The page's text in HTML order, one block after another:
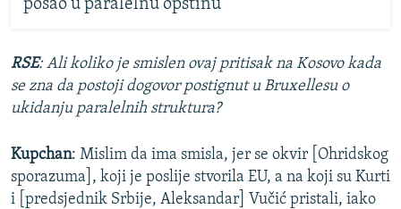
posao u paralelnu opštinu
RSE: Ali koliko je smislen ovaj pritisak na Kosovo kada
se zna da postoji dogovor postignut u Bruxellesu o
ukidanju paralelnih struktura?
Kupchan: Mislim da ima smisla, jer se okvir [Ohridskog
sporazuma], koji je poslije stvorila EU, a na koji su Kurti
i [predsjednik Srbije, Aleksandar] Vučić pristali, iako